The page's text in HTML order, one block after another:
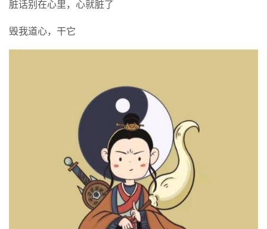
脏话别在心里，心就脏了
毁我道心，干它